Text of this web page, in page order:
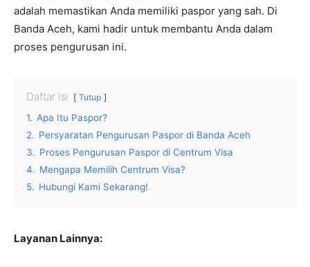
adalah memastikan Anda memiliki paspor yang sah. Di
Banda Aceh, kami hadir untuk membantu Anda dalam
proses pengurusan ini.
Daftar Isi Tutup
1. Apa Itu Paspor?
2. Persyaratan Pengurusan Paspor di Banda Aceh
3. Proses Pengurusan Paspor di Centrum Visa
4. Mengapa Memilih Centrum Visa?
5. Hubungi Kami Sekarang!
Layanan Lainnya: